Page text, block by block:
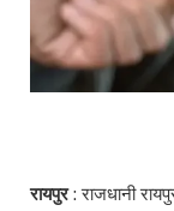
रायपुर: राजधानी